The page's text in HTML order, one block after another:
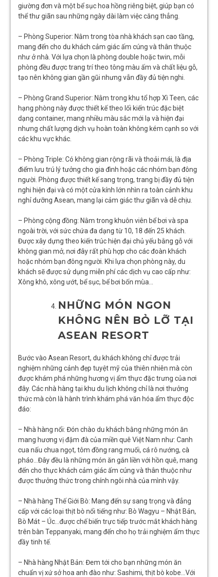
giường đơn và một bể sục hoa hồng riêng biệt, giúp bạn có
thể thư giãn sau những ngày dài làm việc căng thẳng.
– Phòng Superior: Nằm trong tòa nhà khách sạn cao tầng,
mang đến cho du khách cảm giác ấm cúng và thân thuộc
như ở nhà. Với lựa chọn là phòng double hoặc twin, mỗi
phòng đều được trang trí theo tông màu ấm và chất liệu gỗ,
tạo nên không gian gần gũi nhưng vẫn đầy đủ tiện nghi.
– Phòng Grand Superior: Nằm trong khu tổ hợp Xì Teen, các
hạng phòng này được thiết kế theo lối kiến trúc đặc biệt
dạng container, mang nhiều màu sắc mới lạ và hiện đại
nhưng chất lượng dịch vụ hoàn toàn không kém cạnh so với
các khu vực khác.
– Phòng Triple: Có không gian rộng rãi và thoải mái, là địa
điểm lưu trú lý tưởng cho gia đình hoặc các nhóm bạn đông
người. Phòng được thiết kế sang trọng, trang bị đầy đủ tiện
nghi hiện đại và có một cửa kính lớn nhìn ra toàn cảnh khu
nghỉ dưỡng Asean, mang lại cảm giác thư giãn và dễ chịu.
– Phòng cộng đồng: Nằm trong khuôn viên bể bơi và spa
ngoài trời, với sức chứa đa dạng từ 10, 18 đến 25 khách.
Được xây dựng theo kiến trúc hiện đại chủ yếu bằng gỗ với
không gian mở, nơi đây rất phù hợp cho các đoàn khách
hoặc nhóm bạn đông người. Khi lựa chọn phòng này, du
khách sẽ được sử dụng miễn phí các dịch vụ cao cấp như:
Xông khô, xông ướt, bể sục, bể bơi bốn mùa…
NHỮNG MÓN NGON
KHÔNG NÊN BỎ LỠ TẠI
ASEAN RESORT
Bước vào Asean Resort, du khách không chỉ được trải
nghiệm những cảnh đẹp tuyệt mỹ của thiên nhiên mà còn
được khám phá những hương vị ẩm thực đặc trưng của nơi
đây. Các nhà hàng tại khu du lịch không chỉ là nơi thưởng
thức mà còn là hành trình khám phá văn hóa ẩm thực độc
đáo:
– Nhà hàng nổi: Đón chào du khách bằng những món ăn
mang hương vị đậm đà của miền quê Việt Nam như: Canh
cua nấu chua ngọt, tôm đồng rang muối, cá rô nướng, cà
pháo…Đây đều là những món ăn gắn liền với hồn quê, mang
đến cho thực khách cảm giác ấm cúng và thân thuộc như
được thưởng thức trong chính ngôi nhà của mình vậy.
– Nhà hàng Thế Giới Bò: Mang đến sự sang trọng và đẳng
cấp với các loại thịt bò nổi tiếng như: Bò Wagyu – Nhật Bản,
Bò Mát – Úc…được chế biến trực tiếp trước mắt khách hàng
trên bàn Teppanyaki, mang đến cho họ trải nghiệm ẩm thực
đầy tinh tế.
– Nhà hàng Nhật Bản: Đem tới cho bạn những món ăn
chuẩn vị xứ sở hoa anh đào như: Sashimi, thịt bò kobe…Với